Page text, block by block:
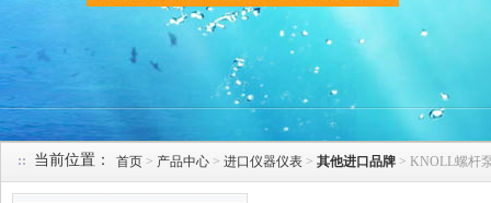
当前位置： 首页 > 产品中心 > 进口仪器仪表 > 其他进口品牌 > KNOLL螺杆